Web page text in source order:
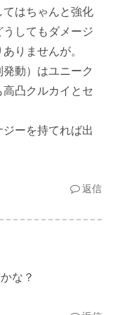
はちゃんと強化
してもダメージ
りませんが。
動）はユニーク
凸クルカイとセ
ーを持てれば出
返信
な？